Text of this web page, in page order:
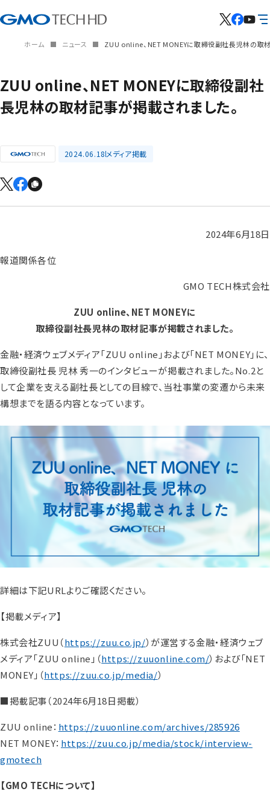
ホーム ニュース ZUU online、NET MONEYに取締役副社長児林の取
ZUU online、NET MONEYに取締役副社
長児林の取材記事が掲載されました。
2024.06.18メディア掲載
2024年6月18日
報道関係各位
GMO TECH株式会社
ZUU online、NET MONEYに
取締役副社長児林の取材記事が掲載されました。
金融・経済ウェブメディア「ZUU online」および「NET MONEY」に、
取締役副社長 児林 秀一のインタビューが掲載されました。No.2と
して企業を支える副社長としての目線で、当社事業の変遷から未来
構想までを語る内容となっています。
詳細は下記URLよりご確認ください。
【掲載メディア】
株式会社ZUU（https://zuu.co.jp/）が運営する金融・経済ウェブ
メディア「ZUU online」（https://zuuonline.com/）および「NET
MONEY」（https://zuu.co.jp/media/）
■掲載記事（2024年6月18日掲載）
ZUU online： https://zuuonline.com/archives/285926
NET MONEY： https://zuu.co.jp/media/stock/interview-
gmotech
【GMO TECHについて】